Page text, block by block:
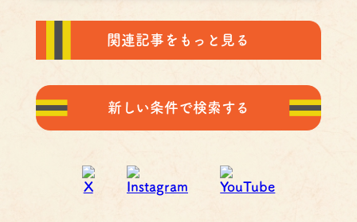
関連記事をもっと見る
新しい条件で検索する